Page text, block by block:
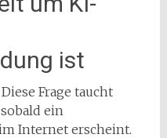
ist
Frage taucht
ein
Internet erscheint.